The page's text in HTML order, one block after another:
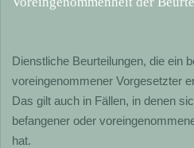
Dienstliche Beurteilungen, die ein
voreingenommener Vorgesetzter
Das gilt auch in Fällen, in denen
befangener oder
hat.